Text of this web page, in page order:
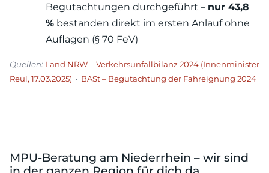
Begutachtungen durchgeführt – nur 43,8
% bestanden direkt im ersten Anlauf ohne
Auflagen (§ 70 FeV)
Quellen: Land NRW – Verkehrsunfallbilanz 2024 (Innenminister
Reul, 17.03.2025) · BASt – Begutachtung der Fahreignung 2024
MPU-Beratung am Niederrhein – wir sind